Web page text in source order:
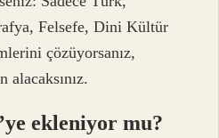
Felsefe, Dini Kültür
çözüyorsanız,
alacaksınız.
ekleniyor mu?